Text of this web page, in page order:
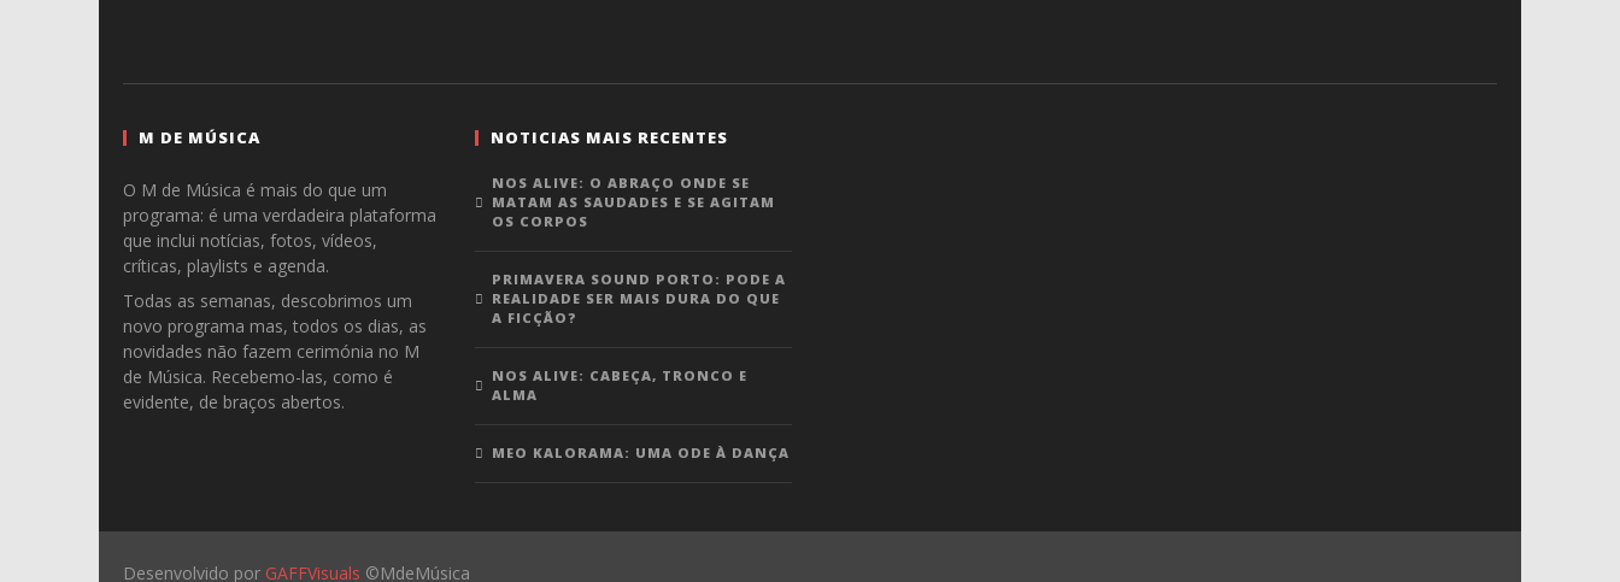
M DE MÚSICA
O M de Música é mais do que um
programa: é uma verdadeira plataforma
que inclui notícias, fotos, vídeos,
críticas, playlists e agenda.
Todas as semanas, descobrimos um
novo programa mas, todos os dias, as
novidades não fazem cerimónia no M
de Música. Recebemo-las, como é
evidente, de braços abertos.
NOTICIAS MAIS RECENTES
NOS ALIVE: O ABRAÇO ONDE SE
MATAM AS SAUDADES E SE AGITAM
OS CORPOS
PRIMAVERA SOUND PORTO: PODE A
REALIDADE SER MAIS DURA DO QUE
A FICÇÃO?
NOS ALIVE: CABEÇA, TRONCO E
ALMA
MEO KALORAMA: UMA ODE À DANÇA
Desenvolvido por GAFFVisuals ©MdeMúsica